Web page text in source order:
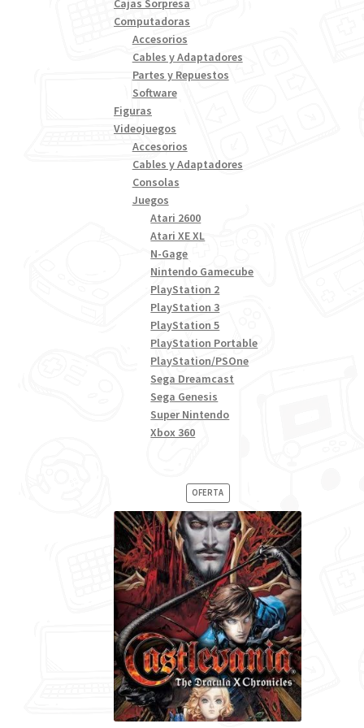
Cajas Sorpresa
Computadoras
Accesorios
Cables y Adaptadores
Partes y Repuestos
Software
Figuras
Videojuegos
Accesorios
Cables y Adaptadores
Consolas
Juegos
Atari 2600
Atari XE XL
N-Gage
Nintendo Gamecube
PlayStation 2
PlayStation 3
PlayStation 5
PlayStation Portable
PlayStation/PSOne
Sega Dreamcast
Sega Genesis
Super Nintendo
Xbox 360
OFERTAPRODUCTO
EN
OFERTA